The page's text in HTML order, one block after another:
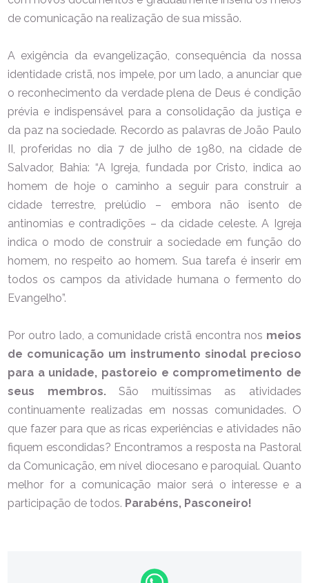
de comunicação na realização de sua missão.
A exigência da evangelização, consequência da nossa
identidade cristã, nos impele, por um lado, a anunciar que
o reconhecimento da verdade plena de Deus é condição
prévia e indispensável para a consolidação da justiça e
da paz na sociedade. Recordo as palavras de João Paulo
II, proferidas no dia 7 de julho de 1980, na cidade de
Salvador, Bahia: “A Igreja, fundada por Cristo, indica ao
homem de hoje o caminho a seguir para construir a
cidade terrestre, prelúdio – embora não isento de
antinomias e contradições – da cidade celeste. A Igreja
indica o modo de construir a sociedade em função do
homem, no respeito ao homem. Sua tarefa é inserir em
todos os campos da atividade humana o fermento do
Evangelho”.
Por outro lado, a comunidade cristã encontra nos meios
de comunicação um instrumento sinodal precioso
para a unidade, pastoreio e comprometimento de
seus membros. São muitíssimas as atividades
continuamente realizadas em nossas comunidades. O
que fazer para que as ricas experiências e atividades não
fiquem escondidas? Encontramos a resposta na Pastoral
da Comunicação, em nível diocesano e paroquial. Quanto
melhor for a comunicação maior será o interesse e a
participação de todos. Parabéns, Pasconeiro!